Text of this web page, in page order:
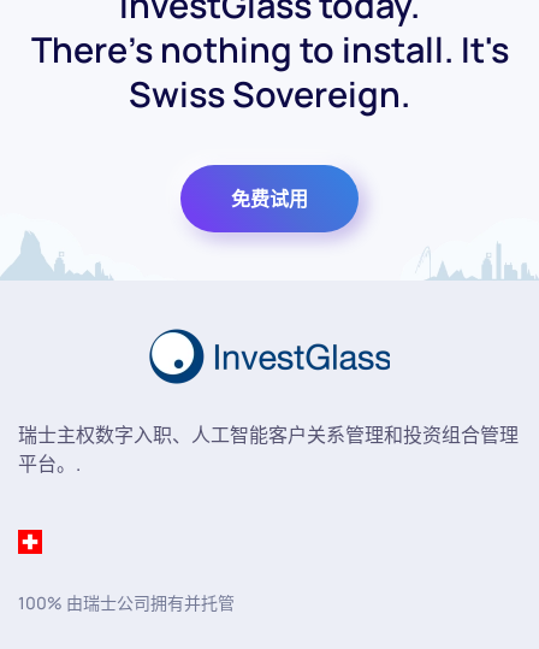
There's nothing to install. It's
Swiss Sovereign.
免费试用
瑞士主权数字入职、人工智能客户关系管理和投资组合管理
平台。.
100% 由瑞士公司拥有并托管